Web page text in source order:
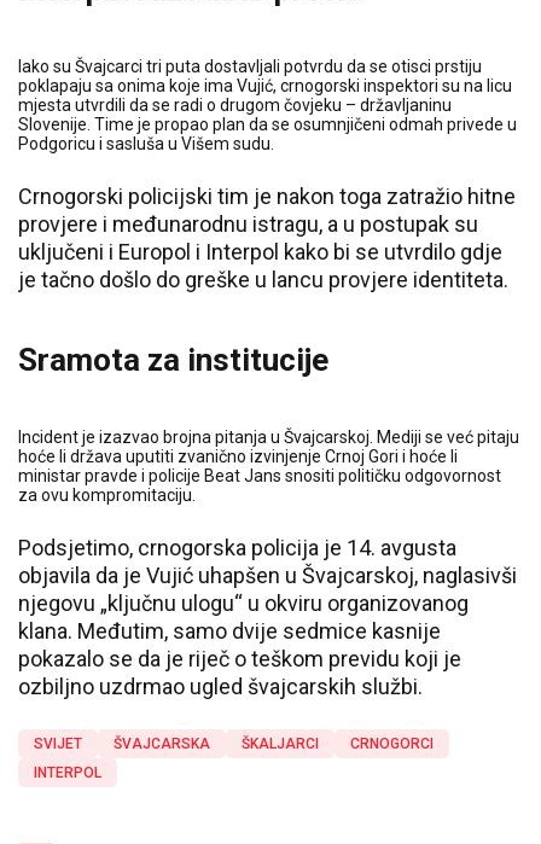
Iako su Švajcarci tri puta dostavljali potvrdu da se otisci prstiju
poklapaju sa onima koje ima Vujić, crnogorski inspektori su na licu
mjesta utvrdili da se radi o drugom čovjeku – državljaninu
Slovenije. Time je propao plan da se osumnjičeni odmah privede u
Podgoricu i sasluša u Višem sudu.
Crnogorski policijski tim je nakon toga zatražio hitne
provjere i međunarodnu istragu, a u postupak su
uključeni i Europol i Interpol kako bi se utvrdilo gdje
je tačno došlo do greške u lancu provjere identiteta.
Sramota za institucije
Incident je izazvao brojna pitanja u Švajcarskoj. Mediji se već pitaju
hoće li država uputiti zvanično izvinjenje Crnoj Gori i hoće li
ministar pravde i policije Beat Jans snositi političku odgovornost
za ovu kompromitaciju.
Podsjetimo, crnogorska policija je 14. avgusta
objavila da je Vujić uhapšen u Švajcarskoj, naglasivši
njegovu „ključnu ulogu“ u okviru organizovanog
klana. Međutim, samo dvije sedmice kasnije
pokazalo se da je riječ o teškom previdu koji je
ozbiljno uzdrmao ugled švajcarskih službi.
SVIJET ŠVAJCARSKA ŠKALJARCI
CRNOGORCI
INTERPOL